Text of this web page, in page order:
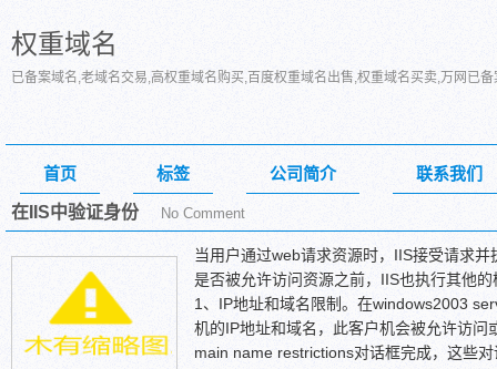
权重域名
已备案域名,老域名交易,高权重域名购买,百度权重域名出售,权重域名买卖,万网已
首页 标签 公司简介 联系我们
在IIS中验证身份 No Comment
当用户通过web请求资源时，IIS接受请求
是否被允许访问资源之前，IIS也执行其他的
1、IP地址和域名限制。在windows2003
机的IP地址和域名，此客户机会被允许访
main name restrictions对话框完成，这些